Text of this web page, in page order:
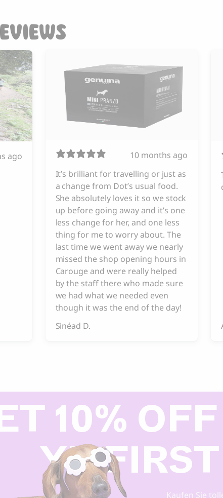
ago
10 months ago
It’s brilliant for travelling or just as
a change from Dot’s usual food.
She absolutely loves it so we stock
up before going away and it’s one
less change for her, and one less
thing for me to worry about. The
last time we went away we nearly
missed the shop opening hours in
Carouge and were really helped
by the staff there who made sure
we had what we needed even
though it was the end of the day!
Sinéad D.
10% OFF
YR
Kaufen Sie